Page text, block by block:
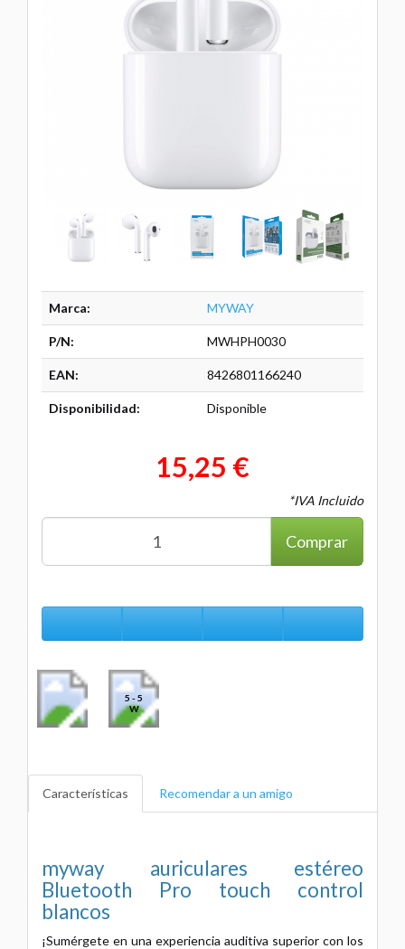
Marca: MYWAY
P/N: MWHPH0030
EAN: 8426801166240
Disponibilidad: Disponible
15,25 €
*IVA Incluido
Comprar
5 - 5
W
Características Recomendar a un amigo
myway auriculares estéreo
Bluetooth Pro touch control
blancos
¡Sumérgete en una experiencia auditiva superior con los